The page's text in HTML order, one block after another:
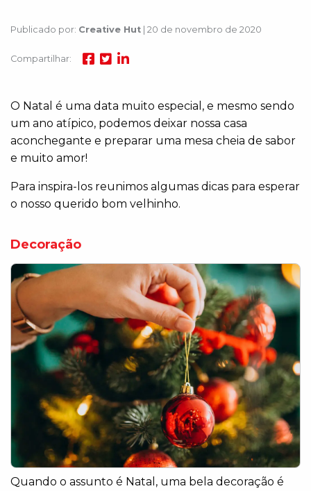
Publicado por: Creative Hut | 20 de novembro de 2020
Compartilhar:
O Natal é uma data muito especial, e mesmo sendo
um ano atípico, podemos deixar nossa casa
aconchegante e preparar uma mesa cheia de sabor
e muito amor!
Para inspira-los reunimos algumas dicas para esperar
o nosso querido bom velhinho.
Decoração
Quando o assunto é Natal, uma bela decoração é